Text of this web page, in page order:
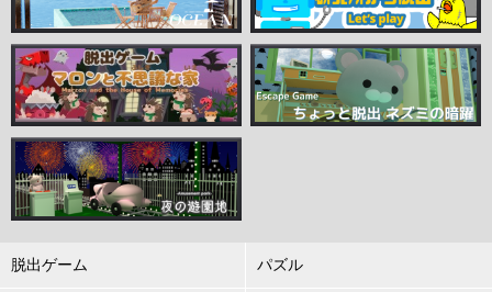
脱出ゲーム パズル